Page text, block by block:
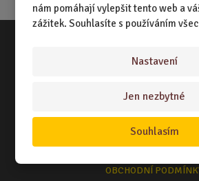
nám pomáhají vylepšit tento web a
zážitek. Souhlasíte s používáním
Nastavení
Jen nezbytné
Souhlasím
Vše o nákupu
NÁKUPNÍ RÁDCE
TERMÍNY ODESLÁNÍ
OBCHODNÍ